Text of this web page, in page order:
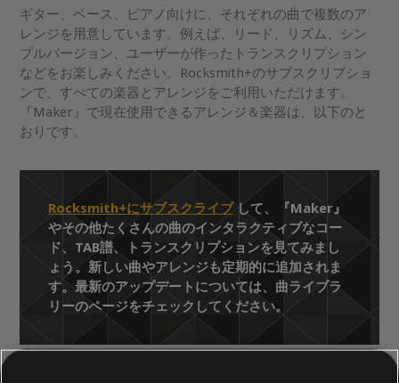
ギター、ベース、ピアノ向けに、それぞれの曲で複数のア
レンジを用意しています。例えば、リード、リズム、シン
プルバージョン、ユーザーが作ったトランスクリプション
などをお楽しみください。Rocksmith+のサブスクリプショ
ンで、すべての楽器とアレンジをご利用いただけます。
『Maker』で現在使用できるアレンジ＆楽器は、以下のと
おりです。
Rocksmith+にサブスクライブして、『Maker』
やその他たくさんの曲のインタラクティブなコー
ド、TAB譜、トランスクリプションを見てみまし
ょう。新しい曲やアレンジも定期的に追加されま
す。最新のアップデートについては、曲ライブラ
リーのページをチェックしてください。